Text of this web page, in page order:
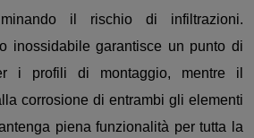
il rischio di infiltrazioni.
inossidabile garantisce un punto di
i profili di montaggio, mentre il
corrosione di entrambi gli elementi
piena funzionalità per tutta la